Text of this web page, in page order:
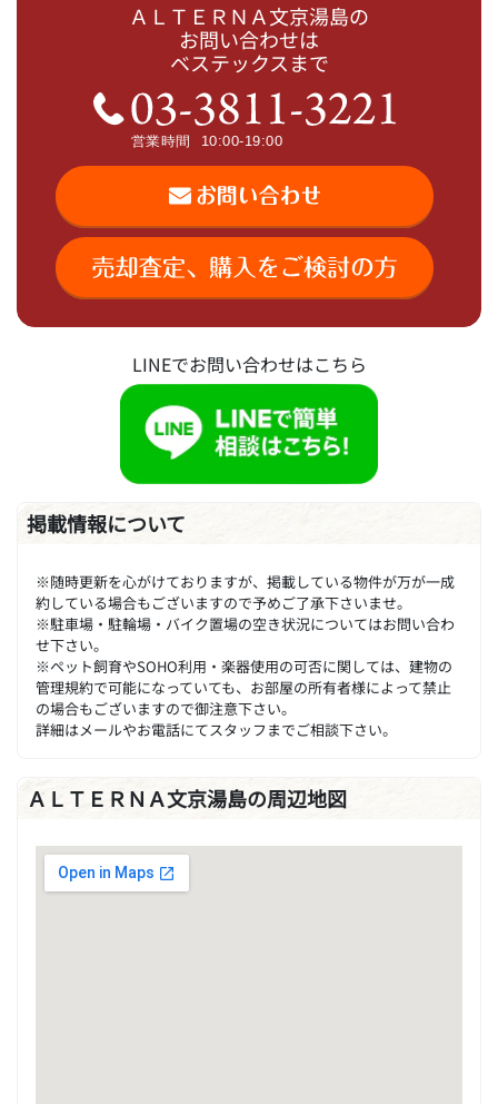
ＡＬＴＥＲＮＡ文京湯島の
お問い合わせは
ベステックスまで
LINEでお問い合わせはこちら
掲載情報について
※随時更新を心がけておりますが、掲載している物件が万が一成
約している場合もございますので予めご了承下さいませ。
※駐車場・駐輪場・バイク置場の空き状況についてはお問い合わ
せ下さい。
※ペット飼育やSOHO利用・楽器使用の可否に関しては、建物の
管理規約で可能になっていても、お部屋の所有者様によって禁止
の場合もございますので御注意下さい。
詳細はメールやお電話にてスタッフまでご相談下さい。
ＡＬＴＥＲＮＡ文京湯島の周辺地図